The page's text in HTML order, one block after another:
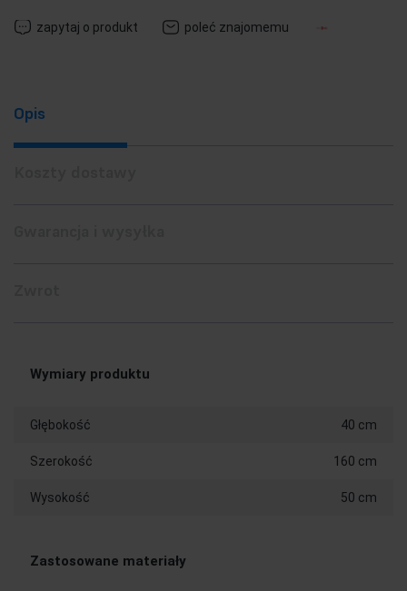
zapytaj o produkt poleć znajomemu
Opis
Wymiary produktu
Głębokość 40 cm
Szerokość 160 cm
Wysokość 50 cm
Zastosowane materiały